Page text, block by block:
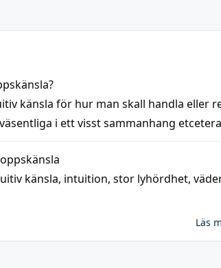
?
känsla för hur man skall handla eller
i ett visstsammanhang etcetera
känsla, intuition, stor lyhördhet,
Läs